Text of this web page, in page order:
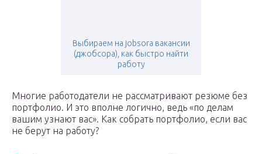
Выбираем на jobsora вакансии
(джобсора), как быстро найти
работу
Многие работодатели не рассматривают резюме без
портфолио. И это вполне логично, ведь «по делам
вашим узнают вас». Как собрать портфолио, если вас
не берут на работу?